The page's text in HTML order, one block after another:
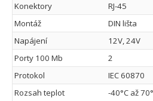
Konektory
RJ-45
Montáž
DIN lišta
Napájení
12V, 24V
Porty 100 Mb
2
Protokol
IEC 60870
Rozsah teplot
-40°C až